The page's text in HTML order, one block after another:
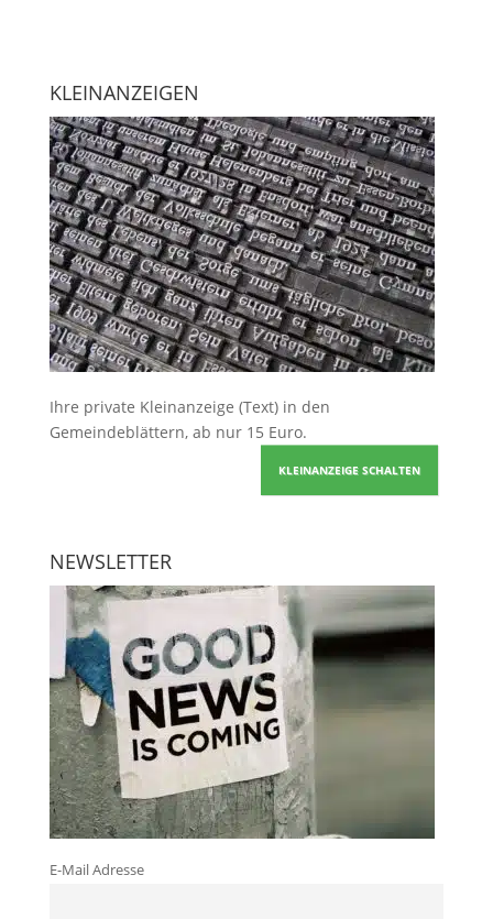
KLEINANZEIGEN
Ihre private Kleinanzeige (Text) in den
Gemeindeblättern, ab nur 15 Euro.
KLEINANZEIGE SCHALTEN
NEWSLETTER
E-Mail Adresse